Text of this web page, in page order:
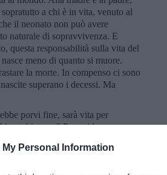
My Personal Information
a chi è in vita, venuto al
il neonato non può avere
naturale di sopravvivenza. E
questa responsabilità sulla vita del
meno di quanto si muore.
la morte. In compenso ci sono
superano i decessi. Ma
porvi fine, sarà vita per
bisogno? Per cui lo stato per
è più compensabile l'onere. E per
condizione e compassionevole
coraggio. Se fossi il padre,